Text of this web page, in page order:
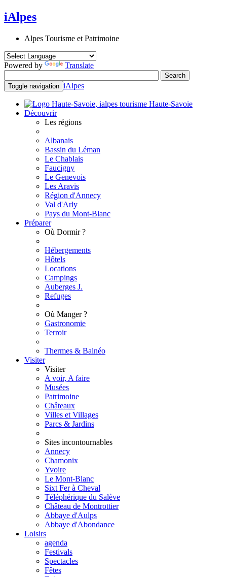
iAlpes
Alpes Tourisme et Patrimoine
Powered by Translate
Toggle navigation iAlpes
Haute-Savoie
Découvrir
Les régions
Albanais
Bassin du Léman
Le Chablais
Faucigny
Le Genevois
Les Aravis
Région d'Annecy
Val d'Arly
Pays du Mont-Blanc
Préparer
Où Dormir ?
Hébergements
Hôtels
Locations
Campings
Auberges J.
Refuges
Où Manger ?
Gastronomie
Terroir
Thermes & Balnéo
Visiter
Visiter
A voir, A faire
Musées
Patrimoine
Châteaux
Villes et Villages
Parcs & Jardins
Sites incontournables
Annecy
Chamonix
Yvoire
Le Mont-Blanc
Sixt Fer à Cheval
Téléphérique du Salève
Château de Montrottier
Abbaye d'Aulps
Abbaye d'Abondance
Loisirs
agenda
Festivals
Spectacles
Fêtes